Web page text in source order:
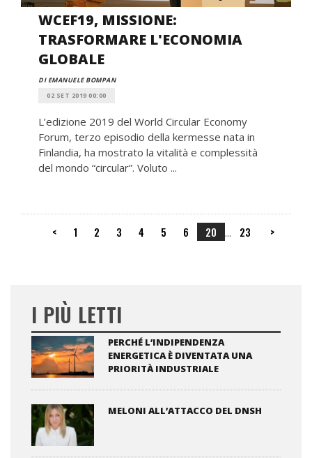
WCEF19, MISSIONE:
TRASFORMARE L'ECONOMIA
GLOBALE
DI EMANUELE BOMPAN
02 SET 2019 00:00
L’edizione 2019 del World Circular Economy
Forum, terzo episodio della kermesse nata in
Finlandia, ha mostrato la vitalità e complessità
del mondo “circular”. Voluto ...
< 1 2 3 4 5 6 20 ... 23 >
I PIÙ LETTI
PERCHÉ L’INDIPENDENZA
ENERGETICA È DIVENTATA UNA
PRIORITÀ INDUSTRIALE
MELONI ALL’ATTACCO DEL DNSH